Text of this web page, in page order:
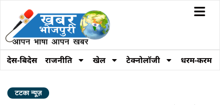
देस-बिदेस राजनीति खेल टेक्नोलॉजी धरम-करम
टटका न्यूज़